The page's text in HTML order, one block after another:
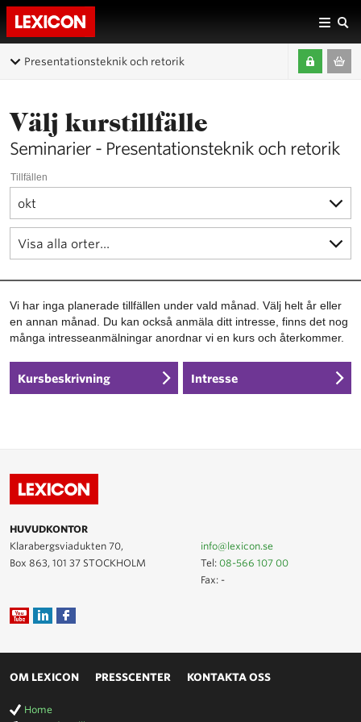
Presentationsteknik och retorik
Välj kurstillfälle
Seminarier - Presentationsteknik och retorik
Tillfällen
Vi har inga planerade tillfällen under vald månad. Välj helt år eller
en annan månad. Du kan också anmäla ditt intresse, finns det nog
många intresseanmälningar anordnar vi en kurs och återkommer.
Kursbeskrivning Intresse
HUVUDKONTOR
Klarabergsviadukten 70,
Box 863, 101 37 STOCKHOLM
info@lexicon.se
Tel:08-566 107 00
Fax: -
OM LEXICON PRESSCENTER KONTAKTA OSS
Home